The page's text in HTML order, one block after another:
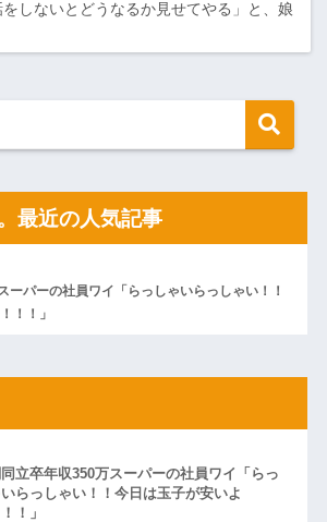
をしないとどうなるか見せてやる」と、娘
最近の人気記事
ーパーの社員ワイ「らっしゃいらっしゃい！！
！！」
同立卒年収350万スーパーの社員ワイ「らっ
いらっしゃい！！今日は玉子が安いよ
！」